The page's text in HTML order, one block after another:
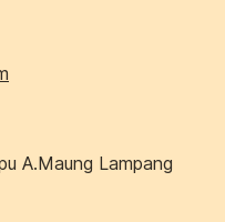
A.Maung Lampang